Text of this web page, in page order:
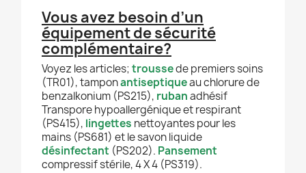
Vous avez besoin d’un
équipement de sécurité
complémentaire?
Voyez les articles; troussede premiers soins
(TR01), tamponantiseptiqueau chlorure de
benzalkonium (PS215), rubanadhésif
Transpore hypoallergénique et respirant
(PS415), lingettes nettoyantes pour les
mains (PS681) et le savon liquide
désinfectant (PS202). Pansement
compressif stérile, 4 X 4 (PS319).